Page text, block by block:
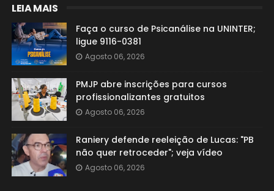
LEIA MAIS
Faça o curso de Psicanálise na UNINTER;
ligue 9116-0381
Agosto 06, 2026
PMJP abre inscrições para cursos
profissionalizantes gratuitos
Agosto 06, 2026
Raniery defende reeleição de Lucas: "PB
não quer retroceder"; veja vídeo
Agosto 06, 2026